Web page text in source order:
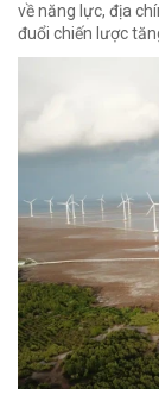
về năng lực, địa
đuổi chiến lược